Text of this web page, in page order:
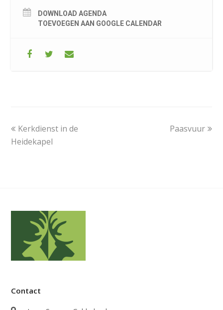
DOWNLOAD AGENDA
TOEVOEGEN AAN GOOGLE CALENDAR
previous
post:
Kerkdienst in de
Heidekapel
next
Paasvuur
Contact